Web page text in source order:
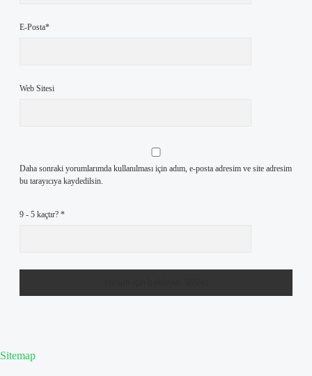
E-Posta*
Web Sitesi
Daha sonraki yorumlarımda kullanılması için adım, e-posta adresim ve site adresim
bu tarayıcıya kaydedilsin.
9 - 5 kaçtır? *
Sitemap